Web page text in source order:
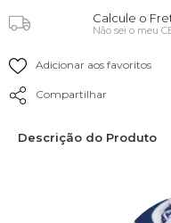
Calcule o
Não sei o meu
Adicionar aos favoritos
Compartilhar
Descrição do Produto